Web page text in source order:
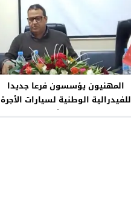
المهنيون يؤسسون فرعا جديدا
للفيدرالية الوطنية لسيارات الأجرة
بمراكش